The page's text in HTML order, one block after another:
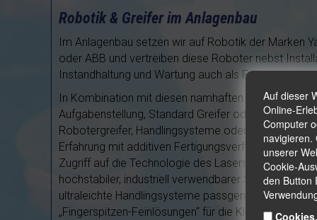
Robotik & Greifer im Anlagenbau
Im Anlagenbau setzen wir auf Robotik der Marken
oder ABB und vertreiben diese Roboter nebst
Instandhaltung und Wartung auch als Fertigprodukte.
In Kombination mit diesen namhaften Systemen
Aufgabenstellung, Standard Greifer oder speziell
Robotergreifer, Handlingsysteme oder Formsauger.
Erfahrung mit additiven Fertigungsverfahren wie 3D-
Zugriff auf die Technologie des Lasersintern zur
hochstabiler, industriell verwendbarer Strukturen,
ultraleichte Handlingsysteme passgenau
„Fingerspitzen-Feinlösungen“ für die
Auf dieser
Online-
Computer
navigieren.
unserer
Cookie-
den Button